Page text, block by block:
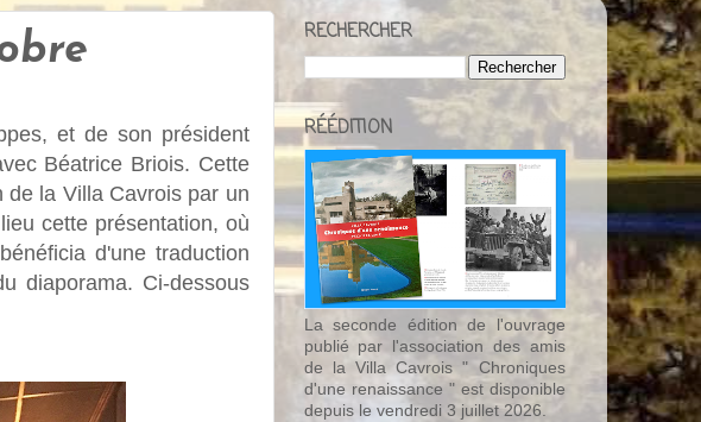
et de son président
Béatrice Briois. Cette
de la Villa Cavrois par un
cette présentation, où
d'une traduction
diaporama. Ci-dessous
RECHERCHER
RÉÉDITION
La seconde édition de l'ouvrage
publié par l'association des amis
de la Villa Cavrois " Chroniques
d'une renaissance " est disponible
depuis le vendredi 3 juillet 2026.